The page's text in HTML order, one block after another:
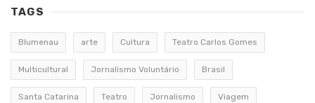
TAGS
Blumenau arte Cultura Teatro Carlos Gomes
Multicultural Jornalismo Voluntário Brasil
Santa Catarina Teatro Jornalismo Viagem